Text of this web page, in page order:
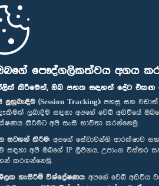
පෞද්ගලිකත්වය අගය
කිරීමෙන්, ඔබ පහත සඳහන් දේට එකඟ
ලුහුබැඳීම (Session Tracking): පහසු සහ වඩාත්
ලබාදීම සඳහා අපගේ වෙබ් අඩවියේ
කිරීමට අපි සැසි භාවිතා කරන්නෙමු.
සටහන් කිරීම: අපගේ සේවාවන්හි ආරක්ෂාව
සඳහා අපි ඔබගේ IP ලිපිනය, උපාංග විස්තර
කරගන්නෙමු.
හැසිරීම් විශ්ලේෂණය: අපගේ වෙබ් අඩවිය